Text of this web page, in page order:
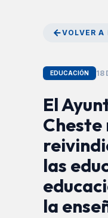
VOLVER
EDUCACIÓN 18
El
Cheste
las
la